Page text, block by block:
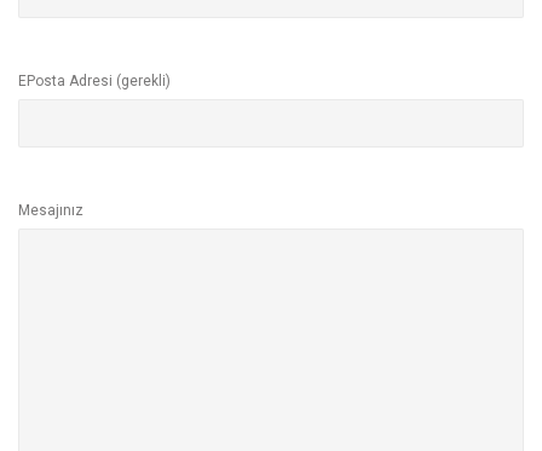
EPosta Adresi (gerekli)
Mesajınız